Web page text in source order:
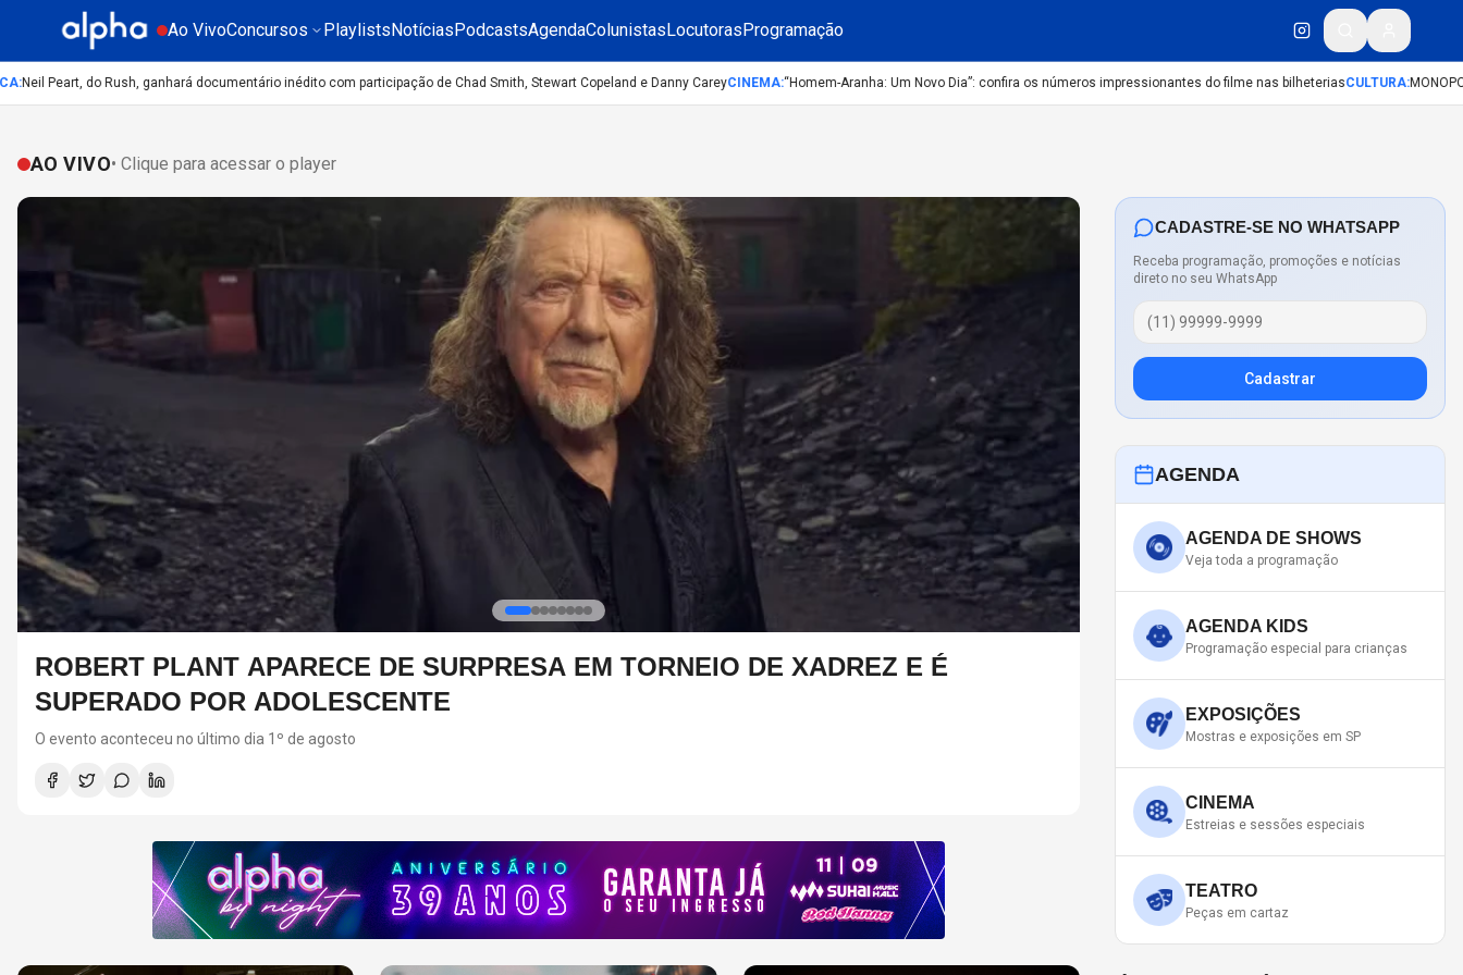
Ao VivoConcursos PlaylistsNotíciasPodcastsAgendaColunistasLocutorasProgramação
Peart, do Rush, ganhará documentário inédito com participação de Chad Smith, Stewart Copeland e Danny CareyCINEMA :“Homem-Aranha: Um Novo Dia”: confira os números impressionantes do filme nas bilheteriasCULTURA:MONOPOLY
AO VIVO• Clique para acessar o player
EARTH, WIND & FIRE CANCELA SHOW POR EMERGÊNCIA MÉDICA
O grupo está em turnê com Lionel Richie, que também enfrentou questões de saúde recentemente
ATRAÇÃO DO ROCK IN
"Are Playing Where??? Vol. II" chegou de
CADASTRE-SE NO WHATSAPP
Receba programação, promoções e notícias
direto no seu WhatsApp
Cadastrar
AGENDA
AGENDA DE SHOWS
Veja toda a programação
AGENDA KIDS
Programação especial para crianças
EXPOSIÇÕES
Mostras e exposições em SP
CINEMA
Estreias e sessões especiais
TEATRO
Peças em cartaz